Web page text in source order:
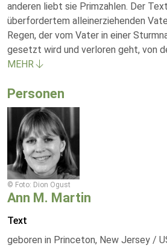
anderen liebt sie Primzahlen. Der
überfordertem alleinerziehenden
Regen, der vom Vater in einer
gesetzt wird und verloren geht, von
MEHR
Personen
© Foto: Dion Ogust
Ann M. Martin
Text
geboren in Princeton, New Jersey /